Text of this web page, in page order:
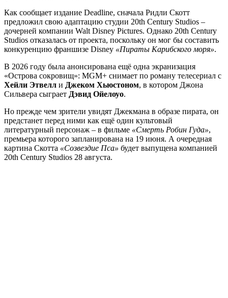
Как сообщает издание Deadline, сначала Ридли Скотт
предложил свою адаптацию студии 20th Century Studios –
дочерней компании Walt Disney Pictures. Однако 20th Century
Studios отказалась от проекта, поскольку он мог бы составить
конкуренцию франшизе Disney «Пираты Карибского моря».
В 2026 году была анонсирована ещё одна экранизация
«Острова сокровищ»: MGM+ снимает по роману телесериал с
Хейли Этвелл и Джеком Хьюстоном, в котором Джона
Сильвера сыграет Дэвид Ойелоуо.
Но прежде чем зрители увидят Джекмана в образе пирата, он
предстанет перед ними как ещё один культовый
литературный персонаж – в фильме «Смерть Робин Гуда»,
премьера которого запланирована на 19 июня. А очередная
картина Скотта «Созвездие Пса» будет выпущена компанией
20th Century Studios 28 августа.